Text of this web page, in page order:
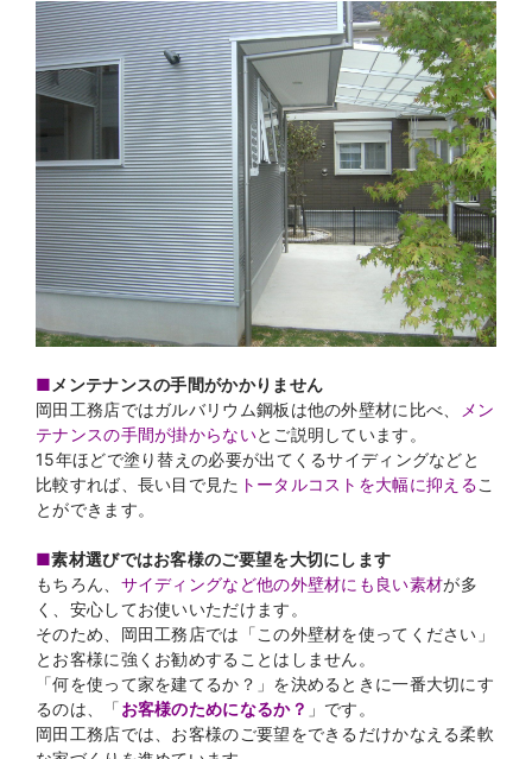
■ メンテナンスの手間がかかりません
岡田工務店ではガルバリウム鋼板は他の外壁材に比べ、
メン
テナンスの手間が掛からないとご説明しています。
15年ほどで塗り替えの必要が出てくるサイディングなどと
比較すれば、長い目で見た トータルコストを大幅に抑えるこ
とができます。
■素材選びではお客様のご要望を大切にします
もちろん、 サイディングなど他の外壁材にも良い素材が多
く、安心してお使いいただけます。
そのため、岡田工務店では「この外壁材を使ってください」
とお客様に強くお勧めすることはしません。
「何を使って家を建てるか？」を決めるときに一番大切にす
るのは、「お客様のためになるか？ 」です。
岡田工務店では、お客様のご要望をできるだけかなえる柔軟